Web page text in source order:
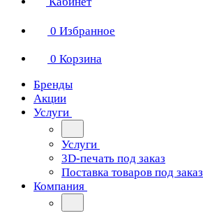
0 Избранное
0 Корзина
Бренды
Акции
Услуги
Услуги
3D-печать под заказ
Поставка товаров под заказ
Компания